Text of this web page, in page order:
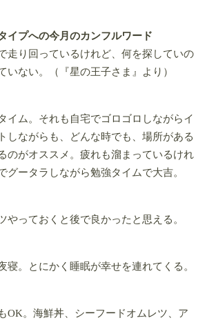
イプへの今月のカンフルワード
走り回っているけれど、何を探していの
いない。（『星の王子さま』より）
イム。それも自宅でゴロゴロしながらイ
しながらも、どんな時でも、場所がある
のがオススメ。疲れも溜まっているけれ
グータラしながら勉強タイムで大吉。
やっておくと後で良かったと思える。
寝。とにかく睡眠が幸せを連れてくる。
OK。海鮮丼、シーフードオムレツ、ア